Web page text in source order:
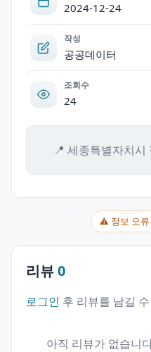
2024-12-24
작성
공공데이터
조회수
24
📍 세종특별자치
⚠ 정보 오류
리뷰0
로그인 후 리뷰를 남길
아직 리뷰가 없습니